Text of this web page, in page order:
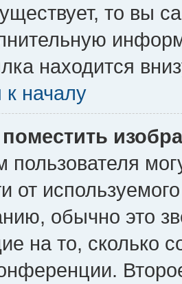
то вы
находится
к началу
поместить
от
обычно это
на то, сколько